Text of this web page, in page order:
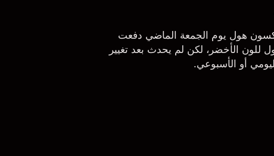
هول يوم الجمعة الماضي دفعت
للون الأخضر، لكن لم يحدث بعد تغيير
أو الأسبوعي.